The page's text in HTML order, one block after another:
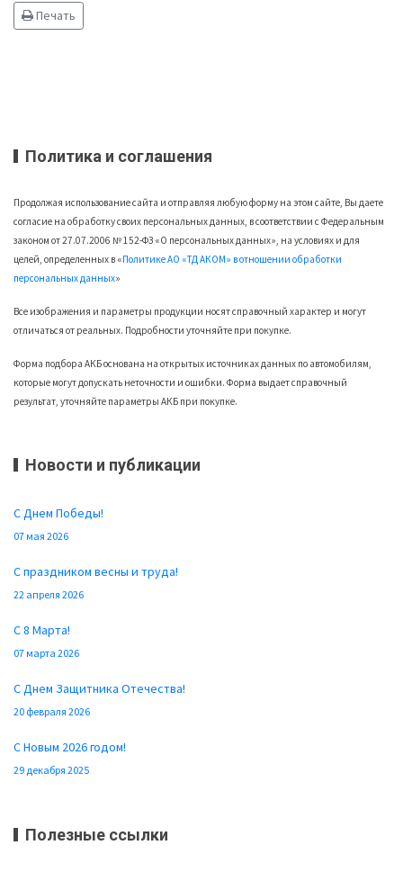
Печать
Политика и соглашения
Продолжая использование сайта и отправляя любую форму на этом сайте, Вы даете
согласие на обработку своих персональных данных, в соответствии с Федеральным
законом от 27.07.2006 № 152-ФЗ «О персональных данных», на условиях и для
целей, определенных в «Политике АО «ТД АКОМ» в отношении обработки
персональных данных»
Все изображения и параметры продукции носят справочный характер и могут
отличаться от реальных. Подробности уточняйте при покупке.
Форма подбора АКБ основана на открытых источниках данных по автомобилям,
которые могут допускать неточности и ошибки. Форма выдает справочный
результат, уточняйте параметры АКБ при покупке.
Новости и публикации
С Днем Победы!
07 мая 2026
С праздником весны и труда!
22 апреля 2026
С 8 Марта!
07 марта 2026
С Днем Защитника Отечества!
20 февраля 2026
С Новым 2026 годом!
29 декабря 2025
Полезные ссылки